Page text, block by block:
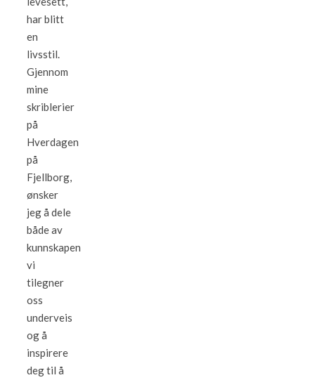
har blitt
en
livsstil.
Gjennom
mine
skriblerier
på
Hverdagen
på
Fjellborg,
ønsker
jeg å dele
både av
kunnskapen
vi
tilegner
oss
underveis
og å
inspirere
deg til å